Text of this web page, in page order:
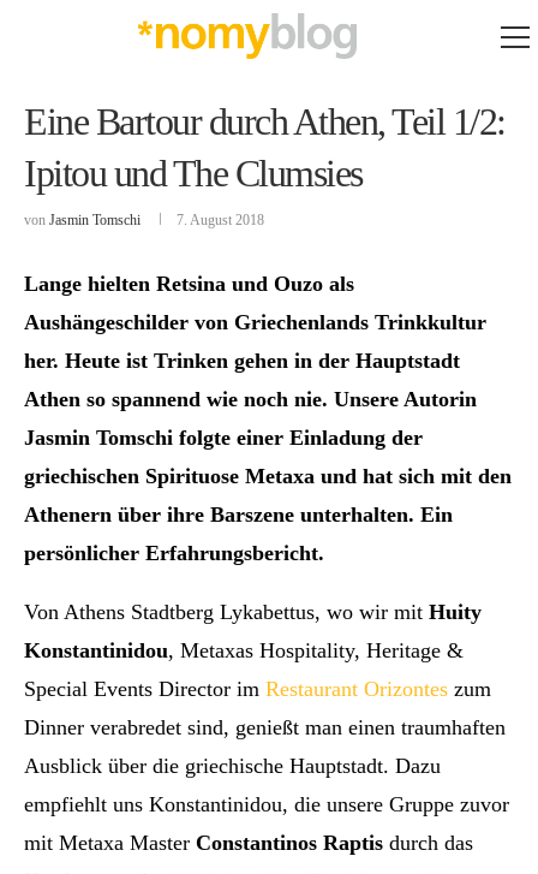
Eine Bartour durch Athen, Teil 1/2:
Ipitou und The Clumsies
von Jasmin Tomschi 7. August 2018
Lange hielten Retsina und Ouzo als
Aushängeschilder von Griechenlands Trinkkultur
her. Heute ist Trinken gehen in der Hauptstadt
Athen so spannend wie noch nie. Unsere Autorin
Jasmin Tomschi folgte einer Einladung der
griechischen Spirituose Metaxa und hat sich mit den
Athenern über ihre Barszene unterhalten. Ein
persönlicher Erfahrungsbericht.
Von Athens Stadtberg Lykabettus, wo wir mit Huity
Konstantinidou, Metaxas Hospitality, Heritage &
Special Events Director im Restaurant Orizontes zum
Dinner verabredet sind, genießt man einen traumhaften
Ausblick über die griechische Hauptstadt. Dazu
empfiehlt uns Konstantinidou, die unsere Gruppe zuvor
mit Metaxa Master Constantinos Raptis durch das